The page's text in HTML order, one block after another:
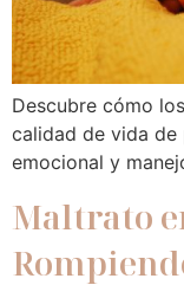
Descubre cómo
calidad de vida de
emocional y
Maltrato